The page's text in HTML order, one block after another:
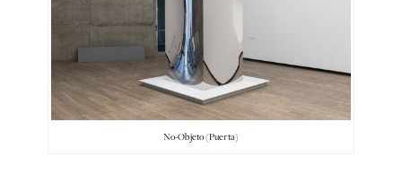
No-Objeto (Puerta)